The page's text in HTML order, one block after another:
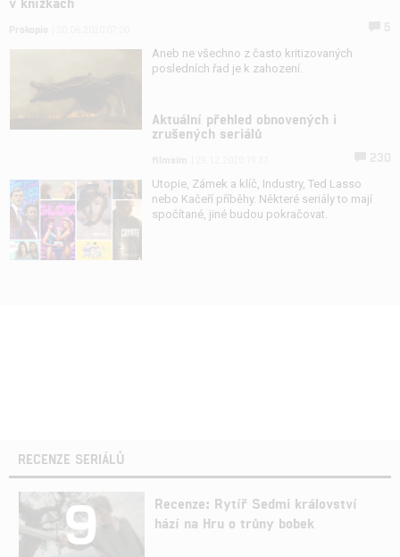
Aneb ne všechno z často kritizovaných
posledních řad je k zahození.
Aktuální přehled obnovených i
zrušených seriálů
Utopie, Zámek a klíč, Industry, Ted Lasso
nebo Kačeří příběhy. Některé seriály to mají
spočítané, jiné budou pokračovat.
RECENZE SERIÁLŮ
9
Recenze: Rytíř Sedmi království
hází na Hru o trůny bobek